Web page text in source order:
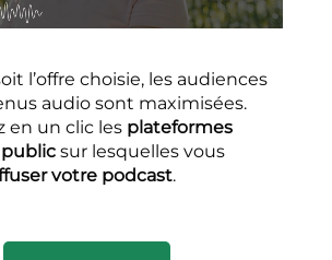
l’offre choisie, les audiences
audio sont maximisées.
en un clic les plateformes
sur lesquelles vous
votre podcast.